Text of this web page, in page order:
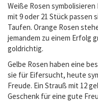
Weiße Rosen
mit 9 oder 21 Stück passen
Taufen. Orange Rosen
jemandem zu einem Erfolg
goldrichtig.
Gelbe Rosen haben eine
sie für Eifersucht, heute
Freude. Ein Strauß mit 12
Geschenk für eine gute